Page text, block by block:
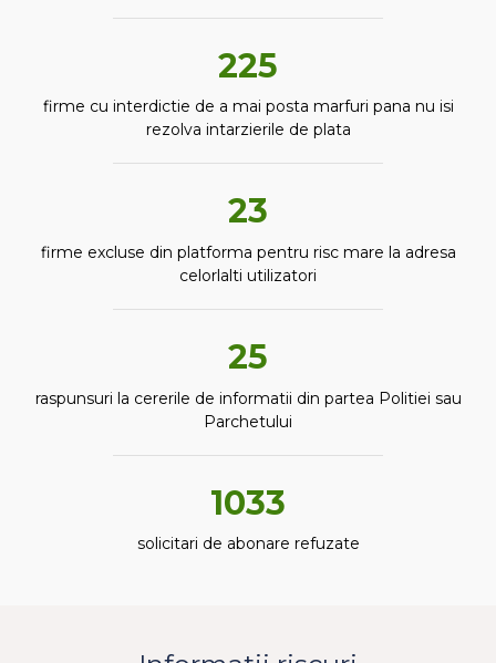
225
firme cu interdictie de a mai posta marfuri pana nu isi
rezolva intarzierile de plata
23
firme excluse din platforma pentru risc mare la adresa
celorlalti utilizatori
25
raspunsuri la cererile de informatii din partea Politiei sau
Parchetului
1033
solicitari de abonare refuzate